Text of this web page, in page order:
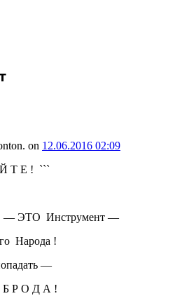
on 12.06.2016 02:09
Т Е ! ```
— ЭТО Инструмент —
Народа !
—
Б Р О Д А !